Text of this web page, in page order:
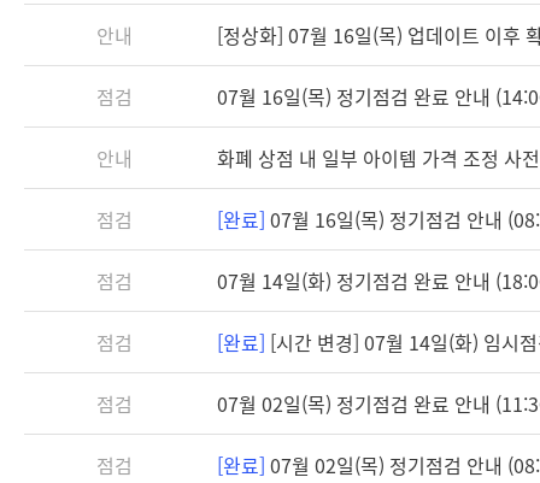
안내 [정상화] 07월 16일(목) 업데이트 이후
점검 07월 16일(목) 정기점검 완료 안내
안내 화폐 상점 내 일부 아이템 가격 조정 사
점검 [완료] 07월 16일(목) 정기점검 안내
점검 07월 14일(화) 정기점검 완료 안내
점검 [완료] [시간 변경] 07월 14일(화) 임시
점검 07월 02일(목) 정기점검 완료 안내
점검 [완료] 07월 02일(목) 정기점검 안내